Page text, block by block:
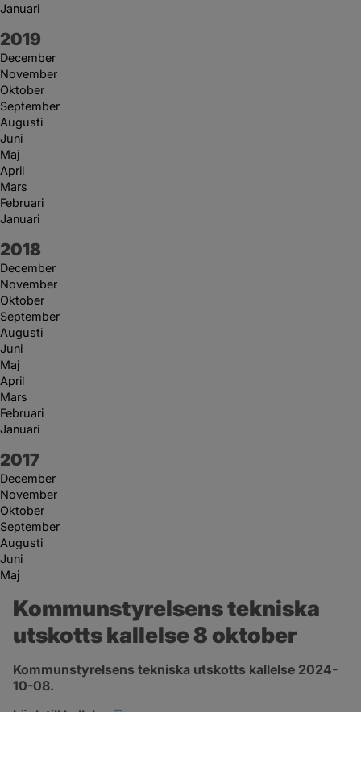
Januari
År:
2019
December
November
Oktober
September
Augusti
Juni
Maj
April
Mars
Februari
Januari
År:
2018
December
November
Oktober
September
Augusti
Juni
Maj
April
Mars
Februari
Januari
År:
2017
December
November
Oktober
September
Augusti
Juni
Maj
Kommunstyrelsens tekniska
utskotts kallelse 8 oktober
Kommunstyrelsens tekniska utskotts kallelse 2024-
10-08.
Länk till kallelse
pdf, 134.7 kB, öppnas i nytt fönster.